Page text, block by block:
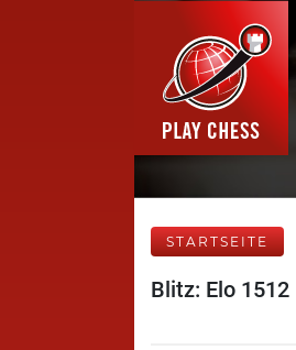
STARTSEITE
Blitz: Elo 1512